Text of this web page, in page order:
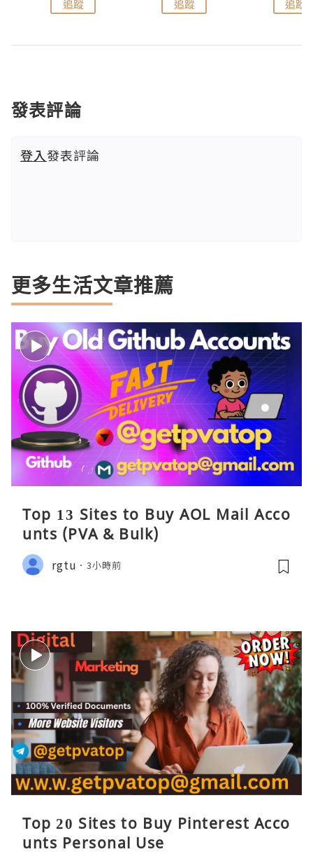
追蹤 追蹤 追蹤
發表評論
登入發表評論
更多生活文章推薦
Top 13 Sites to Buy AOL Mail Acco
unts (PVA & Bulk)
rgtu 3小時前
Top 20 Sites to Buy Pinterest Acco
unts Personal Use